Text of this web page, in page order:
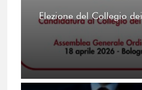
Elezione del Collegio